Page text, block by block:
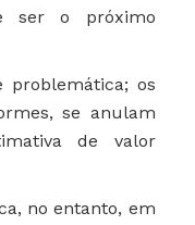
ser o próximo
problemática; os
se anulam
de valor
no entanto, em